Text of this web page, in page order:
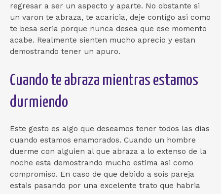
regresar a ser un aspecto y aparte. No obstante si
un varon te abraza, te acaricia, deje contigo asi­ como
te besa seri­a porque nunca desea que ese momento
acabe. Realmente sienten mucho aprecio y estan
demostrando tener un apuro.
Cuando te abraza mientras estamos
durmiendo
Este gesto es algo que deseamos tener todos las dias
cuando estamos enamorados. Cuando un hombre
duerme con alguien al que abraza a lo extenso de la
noche esta demostrando mucho estima asi­ como
compromiso. En caso de que debido a sois pareja
estais pasando por una excelente trato que habria